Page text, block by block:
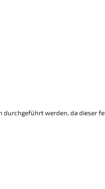
werden, da dieser